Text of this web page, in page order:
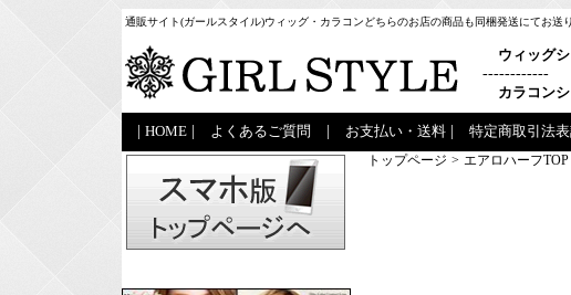
通販サイト(ガールスタイル)ウィッグ・カラコンどちらのお店の商品も同梱発送にてお送
ウィッグ
------------
カラコン
HOME よくあるご質問 お支払い・送料 特定商取引法
トップページ > エアロハーフTOP